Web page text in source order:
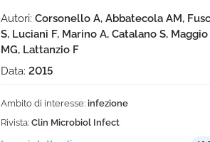
Autori: Corsonello A, Abbatecola AM,
S, Luciani F, Marino A, Catalano S, Maggio
MG, Lattanzio F
Data: 2015
Ambito di interesse: infezione
Rivista: Clin Microbiol Infect